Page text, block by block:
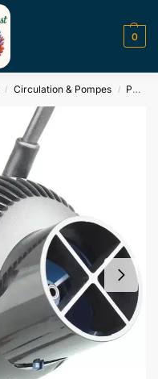
0
/ Circulation & Pompes / Pompes de brassage